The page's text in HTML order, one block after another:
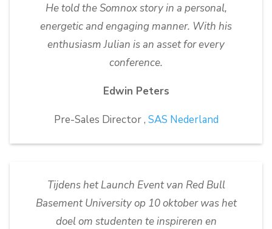
He told the Somnox story in a personal,
energetic and engaging manner. With his
enthusiasm Julian is an asset for every
conference.
Edwin Peters
Pre-Sales Director , SAS Nederland
Tijdens het Launch Event van Red Bull
Basement University op 10 oktober was het
doel om studenten te inspireren en